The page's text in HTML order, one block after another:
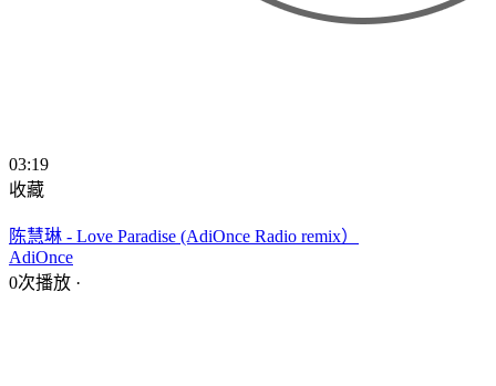
03:19
收藏
陈慧琳 - Love Paradise (AdiOnce Radio remix）
AdiOnce
0次播放 ·